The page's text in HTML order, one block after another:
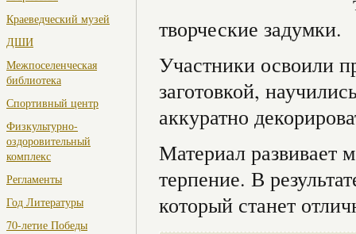
Краеведческий музей
ДШИ
Межпоселенческая
библиотека
Спортивный центр
Физкультурно-
оздоровительный
комплекс
Регламенты
Год Литературы
70-летие Победы
творческие задумки.
Участники освоили
заготовкой,
аккуратно
Материал развивает
терпение. В
который станет